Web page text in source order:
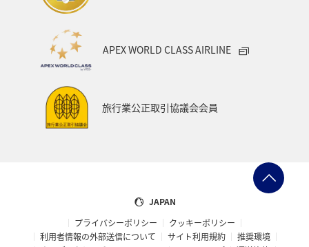
APEX WORLD CLASS AIRLINE
旅行業公正取引協議会会員
JAPAN
プライバシーポリシー
クッキーポリシー
利用者情報の外部送信について
サイト利用規約
推奨環境